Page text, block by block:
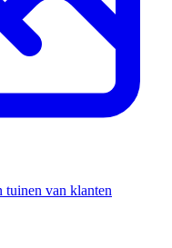
tuinen van klanten